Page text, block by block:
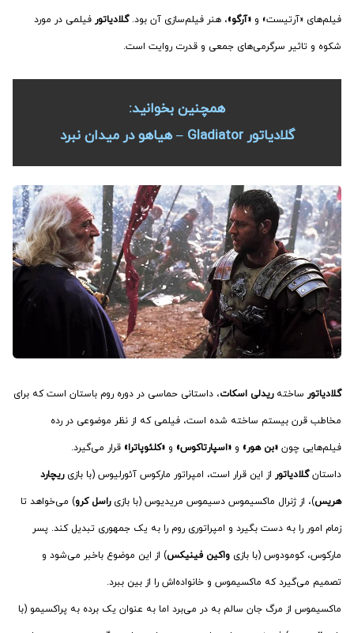
فیلم‌های «آرتیست» و «آرگو»، هنر فیلم‌سازی آن بود.گلادیاتور فیلمی در مورد
شکوه و تاثیر سرگرمی‌های جمعی و قدرت روایت است.
همچنین بخوانید:
گلادیاتور Gladiator – هیاهو در میدان نبرد
گلادیاتور ‌ ساختهریدلی اسکات، داستانی حماسی در دوره روم باستان است که برای
مخاطب قرن بیستم ساخته شده است، فیلمی که از نظر موضوعی در رده
فیلم‌هایی چون «بن هور» و «اسپارتاکوس» و «کلئوپاترا» قرار می‌گیرد.
داستانگلادیاتور ‌ از این قرار است، امپراتور مارکوس آئورلیوس (با بازیریچارد
هریس)، از ژنرال ماکسیموس دسیموس مریدیوس (با بازیراسل کرو) می‌خواهد تا
زمام امور را به دست بگیرد و امپراتوری روم را به یک جمهوری تبدیل کند. پسر
مارکوس، کومودوس (با بازی واکین فینیکس) از این موضوع باخبر می‌شود و
تصمیم می‌گیرد که ماکسیموس و خانواده‌اش را از بین ببرد.
ماکسیموس از مرگ جان سالم به در می‌برد اما به عنوان یک برده به پراکسیمو (با